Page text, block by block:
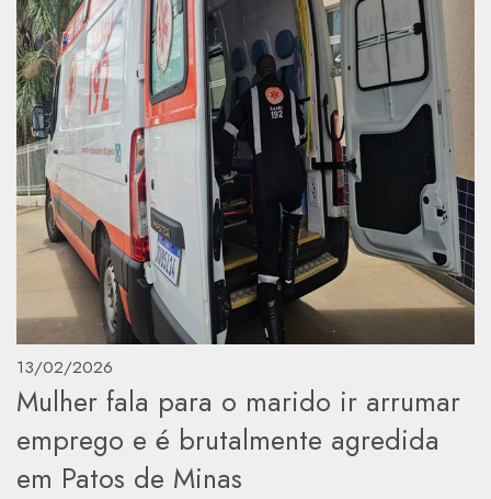
13/02/2026
Mulher fala para o marido ir arrumar
emprego e é brutalmente agredida
em Patos de Minas